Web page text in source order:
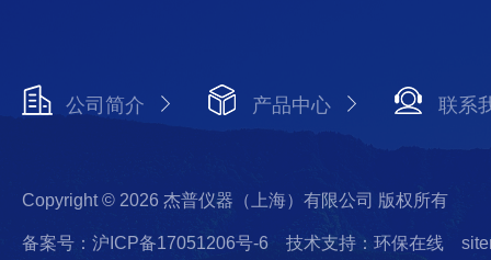
公司简介 产品中心 联系
Copyright © 2026 杰普仪器（上海）有限公司 版权所有
备案号：沪ICP备17051206号-6 技术支持：环保在线